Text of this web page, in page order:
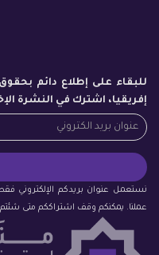
للبقاء على إطلاع دائم
إفريقيا، اشترك في النشرة
نستعمل عنوان بريدكم الإلكتروني
عملنا. يمكنكم وقف اشتراككم متى شئتم